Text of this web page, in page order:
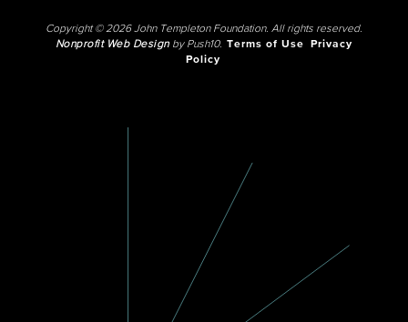
Copyright © 2026 John Templeton Foundation. All rights reserved.
Nonprofit Web Designby Push10. Terms of Use
Privacy
Policy